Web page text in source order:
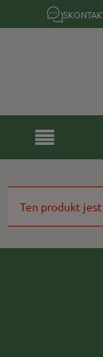
Ten produkt